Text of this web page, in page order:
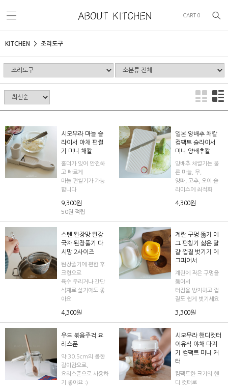
CART0
KITCHEN 조리도구
시모무라 마늘 슬
라이서 야채 편썰
기 미니 채칼
홀더가 있어 안전하
고 빠르게
마늘 편썰기가 가능
합니다
9,300원
50원 적립
일본 양배추 채칼
컴팩트 슬라이서
미니 양배추칼
양배추 채썰기는 물
론 마늘, 무,
양파, 고추, 오이 슬
라이스에 최적화
4,300원
스텐 된장망 된장
국자 된장풀기 다
시망 2사이즈
된장풀기에 편한 후
크형으로
육수 우리거나 간단
식재료 삶기에도 좋
아요
4,300원
계란 구멍 뚫기 에
그 펀칭기 삶은 달
걀 껍질 벗기기 에
그피어서
계란에 작은 구멍을
뚫어서
터짐을 방지하고 껍
질도 쉽게 벗기세요
3,300원
우드 볶음주걱 요
리스푼
약 30.5cm의 롱한
길이감으로,
요리스푼으로 사용하
기 좋아요 :)
시모무라 핸디컷터
이유식 야채 다지
기 컴팩트 미니 커
터
컴팩트한 크기의 핸
디 컷터로